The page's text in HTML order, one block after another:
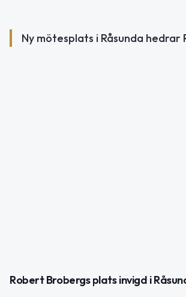
Ny mötesplats i Råsunda
Robert Brobergs plats invigd i